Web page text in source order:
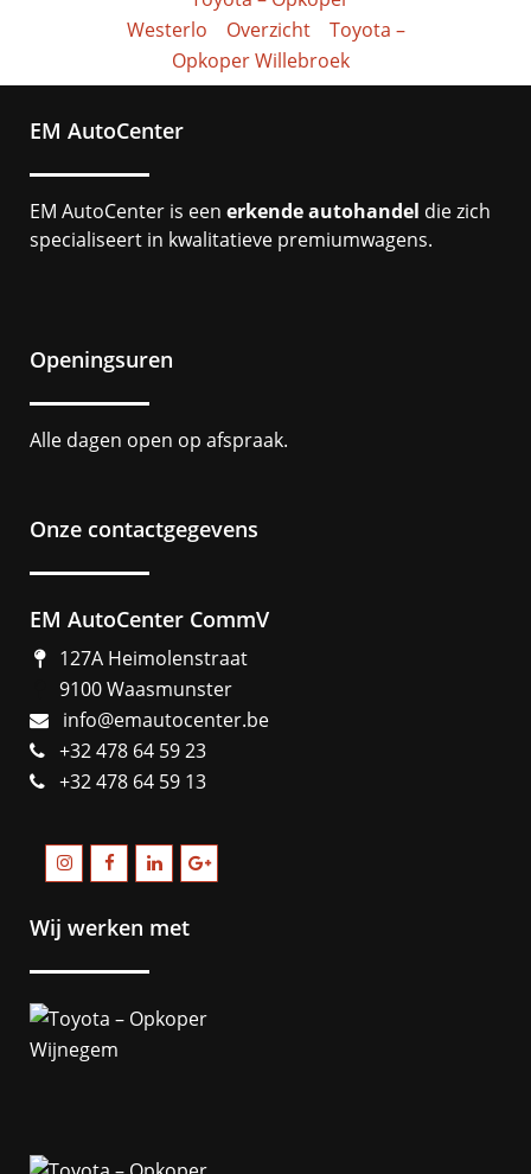
Westerlo
Overzicht
Toyota –
Opkoper Willebroek
EM AutoCenter
EM AutoCenter is een erkende autohandel die zich
specialiseert in kwalitatieve premiumwagens.
Openingsuren
Alle dagen open op afspraak.
Onze contactgegevens
EM AutoCenter CommV
127A Heimolenstraat
9100 Waasmunster
info@emautocenter.be
+32 478 64 59 23
+32 478 64 59 13
Wij werken met